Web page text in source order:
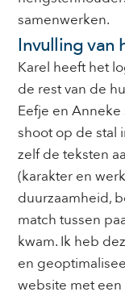
samenwerken.
Invulling van
Karel heeft het
de rest van de
Eefje en
shoot op de stal
zelf de teksten
(karakter en
duurzaamheid,
match tussen
kwam. Ik heb
en
website met